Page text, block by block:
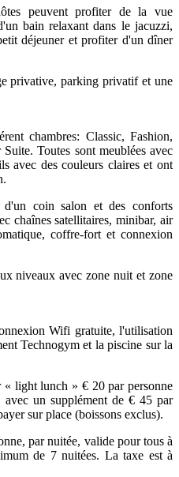
peuvent profiter de la vue
bain relaxant dans le jacuzzi,
déjeuner et profiter d'un dîner
privative, parking privatif et une
chambres: Classic, Fashion,
Toutes sont meublées avec
avec des couleurs claires et ont
coin salon et des conforts
chaînes satellitaires, minibar, air
coffre-fort et connexion
niveaux avec zone nuit et zone
Wifi gratuite, l'utilisation
Technogym et la piscine sur la
light lunch » € 20 par personne
un supplément de € 45 par
sur place (boissons exclus).
par nuitée, valide pour tous à
de 7 nuitées. La taxe est à